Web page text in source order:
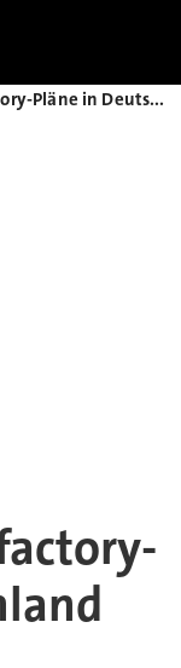
ACC stoppt Gigafactory-Pläne in Deutschland und Italien